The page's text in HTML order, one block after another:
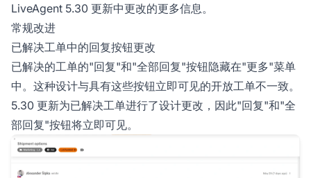
LiveAgent 5.30 更新中更改的更多信息。
常规改进
已解决工单中的回复按钮更改
已解决的工单的"回复"和"全部回复"按钮隐藏在"更多"菜单
中。这种设计与具有这些按钮立即可见的开放工单不一致。
5.30 更新为已解决工单进行了设计更改，因此"回复"和"全
部回复"按钮将立即可见。